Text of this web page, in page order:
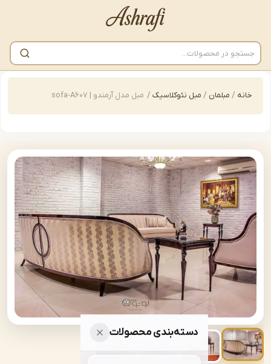
دسته‌بندی محصولات
مبلمان/مبل نئوکلاسیک/ مبل مدل آرمندو | sofa-A607